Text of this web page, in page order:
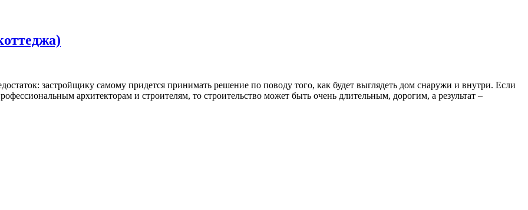
застройщику самому придется принимать решение по поводу того, как будет выглядеть дом снаружи и внутри. Если
архитекторам и строителям, то строительство может быть очень длительным, дорогим, а результат –